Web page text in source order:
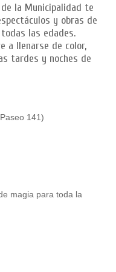
la Municipalidad te
y obras de
las edades.
a llenarse de color,
tardes y noches de
141)
magia para toda la